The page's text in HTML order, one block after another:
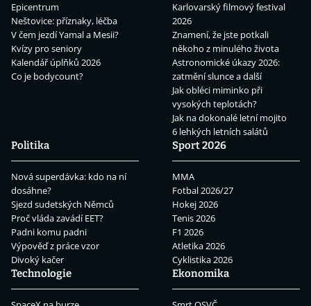
Epicentrum
Neštovice: příznaky, léčba
V čem jezdí Yamal a Mesii?
Kvízy pro seniory
Kalendář úplňků 2026
Co je bodycount?
Karlovarský filmový festival
2026
Znamení, že jste potkali
někoho z minulého života
Astronomické úkazy 2026:
zatmění slunce a další
Jak obléci miminko při
vysokých teplotách?
Jak na dokonalé letní mojito
6 lehkých letních salátů
Politika
Nová superdávka: kdo na ní
dosáhne?
Sjezd sudetských Němců
Proč vláda zavádí EET?
Padni komu padni
Výpověď z práce vzor
Divoký kačer
Sport 2026
MMA
Fotbal 2026/27
Hokej 2026
Tenis 2026
F1 2026
Atletika 2026
Cyklistika 2026
Technologie
Ekonomika